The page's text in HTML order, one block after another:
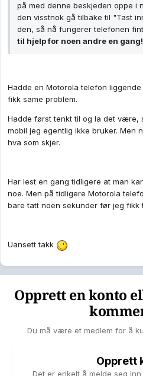
på med denne beskjeden oppe i
den visstnok gå tilbake til "Tast
den, så nå fungerer telefonen
til hjelp for noen andre en gang!
Hadde en Motorola telefon
fikk same problem.
Hadde først tenkt til og la det være,
mobil jeg egentlig ikke bruker. Men
hva som skjer.
Har lest en gang tidligere at man
noe. Men på tidligere Motorola
bare tatt noen sekunder før jeg fikk
Uansett takk
Opprett en konto
Du må være et medlem for å
Opprett
Det er enkelt å melde seg